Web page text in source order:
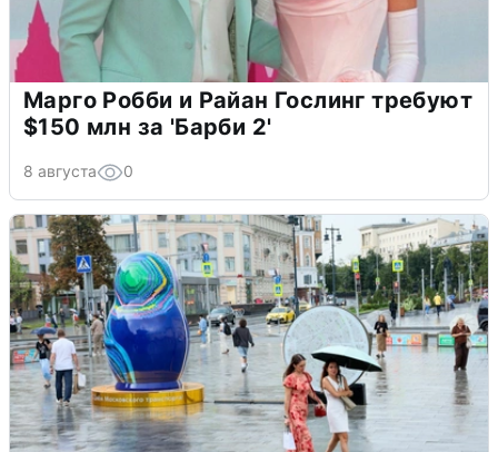
Марго Робби и Райан Гослинг требуют
$150 млн за 'Барби 2'
8 августа 0